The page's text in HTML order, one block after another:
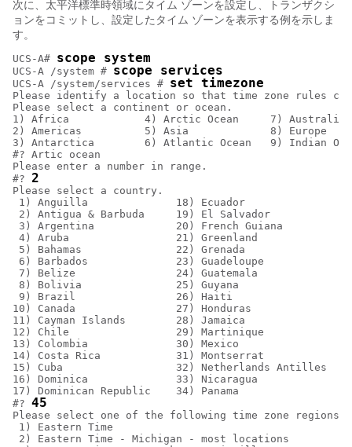
次に、太平洋標準時領域にタイム ゾーンを設定し、トランザクシ
ョンをコミットし、設定したタイム ゾーンを表示する例を示しま
す。
UCS-A# scope system
UCS-A /system # scope services
UCS-A /system/services # set timezone
Please identify a location so that time zone rules
Please select a continent or ocean.
1) Africa            4) Arctic Ocean     7) Australia
2) Americas          5) Asia             8) Europe
3) Antarctica        6) Atlantic Ocean   9) Indian
#? Artic ocean
Please enter a number in range.
#? 2
Please select a country.
1) Anguilla              18) Ecuador               35)
2) Antigua & Barbuda     19) El Salvador
3) Argentina             20) French Guiana
4) Aruba                 21) Greenland             38)
5) Bahamas               22) Grenada
6) Barbados              23) Guadeloupe            40)
7) Belize                24) Guatemala             41)
8) Bolivia               25) Guyana                42)
9) Brazil                26) Haiti                 43)
10) Canada                27) Honduras              44)
11) Cayman Islands        28) Jamaica
12) Chile                 29) Martinique            46)
13) Colombia              30) Mexico                47)
14) Costa Rica            31) Montserrat
15) Cuba                  32) Netherlands Antilles
16) Dominica              33) Nicaragua
17) Dominican Republic    34) Panama
#? 45
Please select one of the following time zone regions.
1) Eastern Time
2) Eastern Time - Michigan - most locations